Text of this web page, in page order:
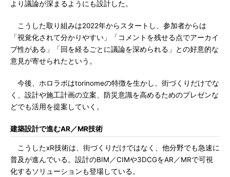
より議論が深まるようにも設計した。
こうした取り組みは2022年からスタートし、参加者からは
「視覚化されて分かりやすい」「コメントを残せる点でアーカイ
ブ性がある」「回を経るごとに議論を深められる」との好意的な
意見が寄せられたという。
今後、ホロラボはtorinomeの特徴を生かし、街づくりだけでな
く、設計や施工計画の立案、防災意識を高めるためのプレゼンな
どでも活用を提案していく。
建築設計で進むAR／MR技術
こうしたxR技術は、街づくりだけではなく、他分野でも急速に
普及が進んでいる。設計のBIM／CIMや3DCGをAR／MRで可視
化するソリューションも登場している。